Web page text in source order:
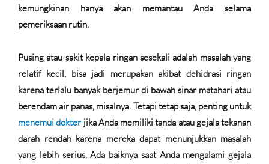
kemungkinan hanya akan memantau Anda selama
pemeriksaan rutin.
Pusing atau sakit kepala ringan sesekali adalah masalah yang
relatif kecil, bisa jadi merupakan akibat dehidrasi ringan
karena terlalu banyak berjemur di bawah sinar matahari atau
berendam air panas, misalnya. Tetapi tetap saja, penting untuk
menemui dokter jika Anda memiliki tanda atau gejala tekanan
darah rendah karena mereka dapat menunjukkan masalah
yang lebih serius. Ada baiknya saat Anda mengalami gejala